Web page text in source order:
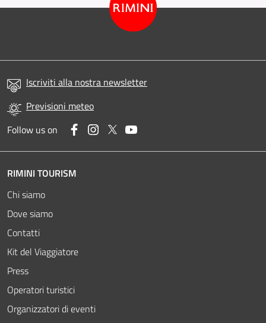
Iscriviti alla nostra newsletter
Previsioni meteo
Follow us on
FacebookInstagram
Twitter
RIMINI TOURISM
Chi siamo
Dove siamo
Contatti
Kit del Viaggiatore
Press
Operatori turistici
Organizzatori di eventi